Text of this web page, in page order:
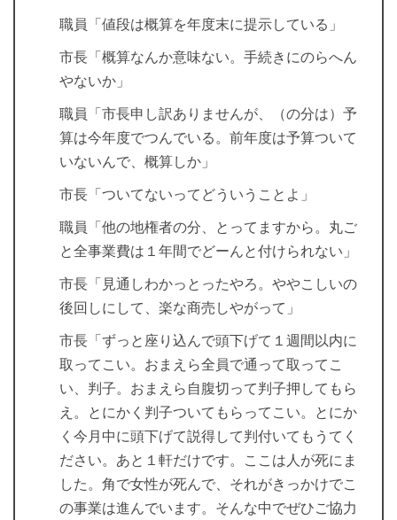
職員「値段は概算を年度末に提示している」
市長「概算なんか意味ない。手続きにのらへん
やないか」
職員「市長申し訳ありませんが、（の分は）予
算は今年度でつんでいる。前年度は予算ついて
いないんで、概算しか」
市長「ついてないってどういうことよ」
職員「他の地権者の分、とってますから。丸ご
と全事業費は１年間でどーんと付けられない」
市長「見通しわかっとったやろ。ややこしいの
後回しにして、楽な商売しやがって」
市長「ずっと座り込んで頭下げて１週間以内に
取ってこい。おまえら全員で通って取ってこ
い、判子。おまえら自腹切って判子押してもら
え。とにかく判子ついてもらってこい。とにか
く今月中に頭下げて説得して判付いてもうてく
ださい。あと１軒だけです。ここは人が死にま
した。角で女性が死んで、それがきっかけでこ
の事業は進んでいます。そんな中でぜひご協力